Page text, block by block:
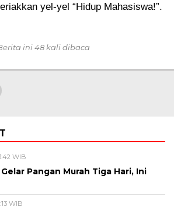
yel-yel “Hidup Mahasiswa!”.
ini 48 kali dibaca
WIB
Pangan Murah Tiga Hari, Ini
WIB